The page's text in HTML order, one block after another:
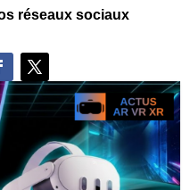
réseaux sociaux